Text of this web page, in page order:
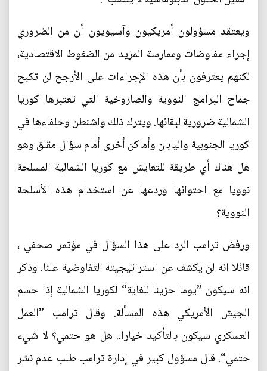
ويعتقد مسؤولون أمريكيون وآسيويون أن من الضروري
إجراء مفاوضات وممارسة المزيد من الضغوط الاقتصادية،
لكنهم يعترفون بأن هذه الإجراءات على الأرجح لن تكبح
جماح البرامج النووية والصاروخية التي تعتبرها كوريا
الشمالية ضرورية لبقائها. ويترك ذلك واشنطن وحلفاءها في
كوريا الجنوبية واليابان وأماكن أخرى أمام سؤال مقلق وهو
هل هناك أي طريقة للتعايش مع كوريا الشمالية المسلحة
نوويا مع احتوائها وردعها عن استخدام هذه الأسلحة
النووية؟
ورفض ترامب الرد على هذا السؤال في مؤتمر صحفي ،
قائلا انه لن يكشف عن استراتيجيته التفاوضية علنا. وذكر
انه سيكون ”يوما حزينا للغاية“ لكوريا الشمالية إذا حسم
الجيش الأمريكي هذه المسألة. وقال ترامب ”العمل
العسكري سيكون بالتأكيد خيارا.. هل هو حتمي؟ لا شيء
حتمي“. قال مسؤول كبير في إدارة ترامب طلب عدم نشر